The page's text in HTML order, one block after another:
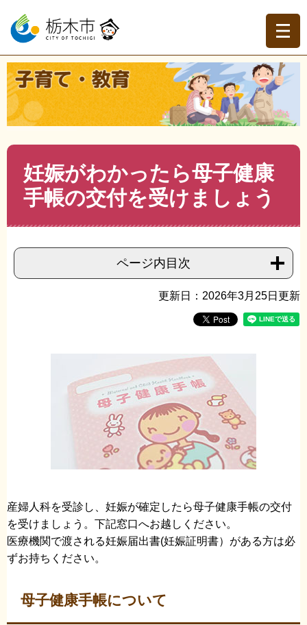
ー
の
先
頭
で
す。
ニ
ー
を
飛
ば
し
て
本
現在地
トップページ > 子育て・教育 > 子育て>こども家庭セン
ター相談窓口とちはぐ>> 妊娠がわかったら母子健康手帳
の交付を受けましょう
妊娠がわかったら母子健康
手帳の交付を受けましょう
ページ内目次
更新日：2026年3月25日更新
産婦人科を受診し、妊娠が確定したら母子健康手帳の交付
を受けましょう。下記窓口へお越しください。
医療機関で渡される妊娠届出書(妊娠証明書）がある方は必
ずお持ちください。
母子健康手帳について